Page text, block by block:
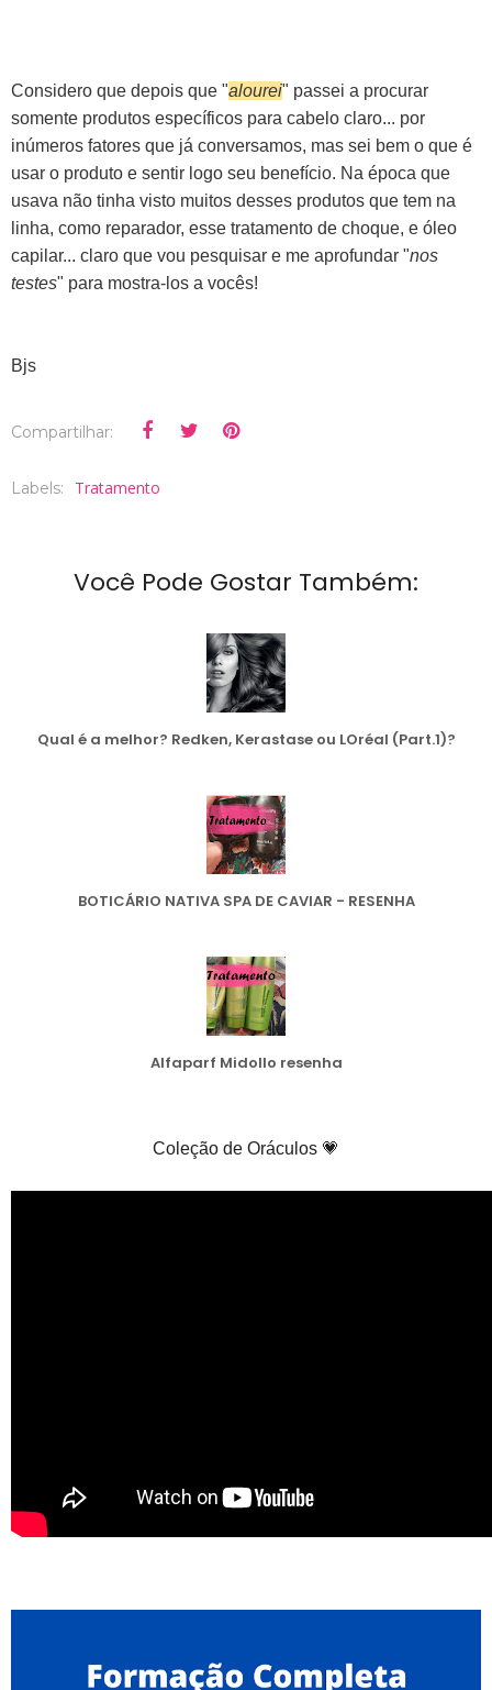
Considero que depois que "alourei" passei a procurar
somente produtos específicos para cabelo claro... por
inúmeros fatores que já conversamos, mas sei bem o que é
usar o produto e sentir logo seu benefício. Na época que
usava não tinha visto muitos desses produtos que tem na
linha, como reparador, esse tratamento de choque, e óleo
capilar... claro que vou pesquisar e me aprofundar "nos
testes" para mostra-los a vocês!
Bjs
Compartilhar:
Labels: Tratamento
Você Pode Gostar Também:
Qual é a melhor? Redken, Kerastase ou LOréal (Part.1)?
BOTICÁRIO NATIVA SPA DE CAVIAR - RESENHA
Alfaparf Midollo resenha
Coleção de Oráculos 💗